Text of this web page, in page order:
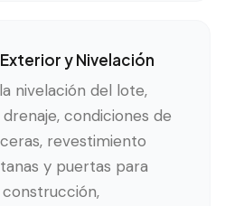
y Nivelación
nivelación del lote,
condiciones de
revestimiento
y puertas para